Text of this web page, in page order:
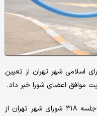
شهر تهران از تعیین
موافق اعضای شورا خبر داد.
سید جعفر تشکری هاشمی روز یکشنبه در جلسه ۳۱۸ شورای شهر تهران از